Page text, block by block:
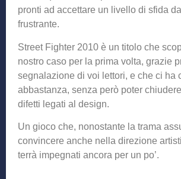
pronti ad accettare un livello di sfida
frustrante.
Street Fighter 2010 è un titolo che
nostro caso per la prima volta, grazie
segnalazione di voi lettori, e che ci ha
abbastanza, senza però poter
difetti legati al design.
Un gioco che, nonostante la trama
convincere anche nella direzione
terrà impegnati ancora per un po’.